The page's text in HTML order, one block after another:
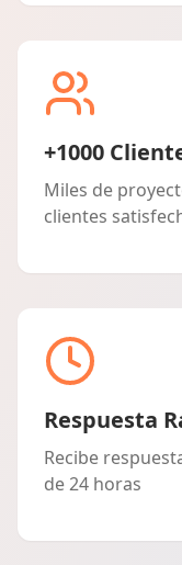
+1000
Miles de
clientes
Respuesta
Recibe
de 24 horas